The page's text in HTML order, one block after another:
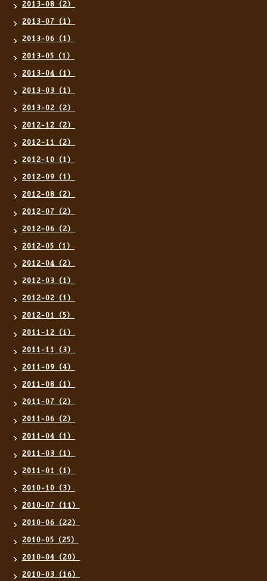
2013-08（2）
2013-07（1）
2013-06（1）
2013-05（1）
2013-04（1）
2013-03（1）
2013-02（2）
2012-12（2）
2012-11（2）
2012-10（1）
2012-09（1）
2012-08（2）
2012-07（2）
2012-06（2）
2012-05（1）
2012-04（2）
2012-03（1）
2012-02（1）
2012-01（5）
2011-12（1）
2011-11（3）
2011-09（4）
2011-08（1）
2011-07（2）
2011-06（2）
2011-04（1）
2011-03（1）
2011-01（1）
2010-10（3）
2010-07（11）
2010-06（22）
2010-05（25）
2010-04（20）
2010-03（16）